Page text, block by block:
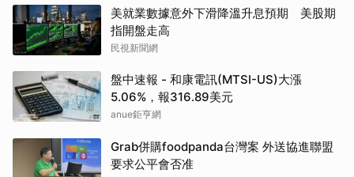
美就業數據意外下滑降溫升息預期 美股期
指開盤走高
民視新聞網
盤中速報 - 和康電訊(MTSI-US)大漲
5.06%，報316.89美元
anue鉅亨網
Grab併購foodpanda台灣案 外送協進聯盟
要求公平會否准